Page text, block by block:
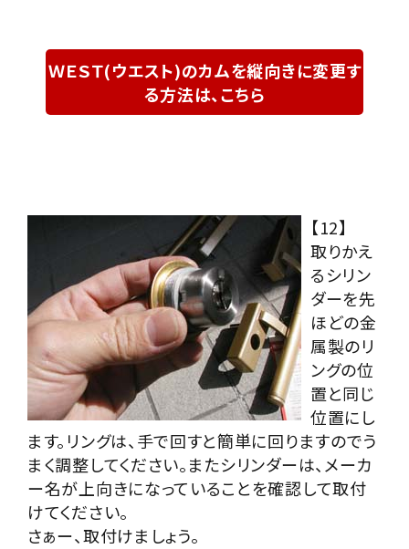
ＷＥＳＴ(ウエスト)のカムを縦向きに変更す
る方法は、こちら
【12】
取りかえ
るシリン
ダーを先
ほどの金
属製のリ
ングの位
置と同じ
位置にし
ます。リングは、手で回すと簡単に回りますのでう
まく調整してください。またシリンダーは、メーカ
ー名が上向きになっていることを確認して取付
けてください。
さぁー、取付けましょう。